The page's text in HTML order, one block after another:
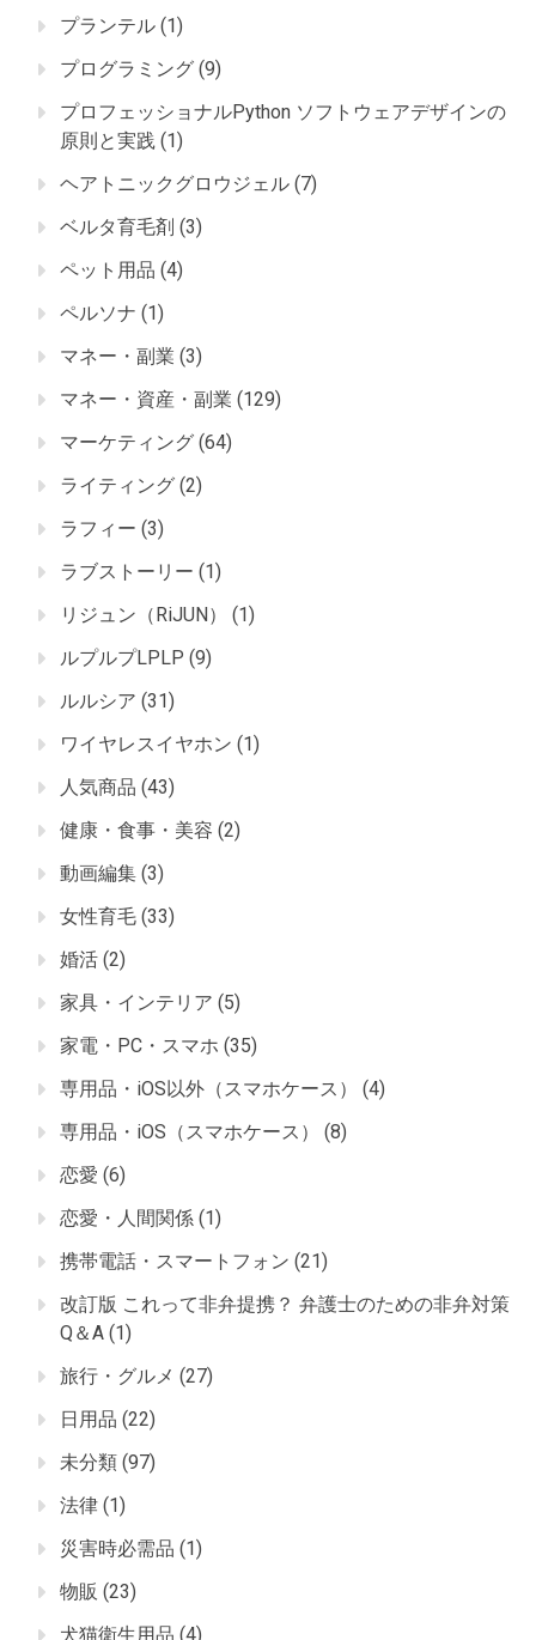
プランテル (1)
プログラミング (9)
プロフェッショナルPython ソフトウェアデザインの
原則と実践 (1)
ヘアトニックグロウジェル (7)
ベルタ育毛剤 (3)
ペット用品 (4)
ペルソナ (1)
マネー・副業 (3)
マネー・資産・副業 (129)
マーケティング (64)
ライティング (2)
ラフィー (3)
ラブストーリー (1)
リジュン（RiJUN）
(1)
ルプルプLPLP (9)
ルルシア (31)
ワイヤレスイヤホン (1)
人気商品 (43)
健康・食事・美容 (2)
動画編集 (3)
女性育毛 (33)
婚活 (2)
家具・インテリア (5)
家電・PC・スマホ (35)
専用品・iOS以外（スマホケース）
(4)
専用品・iOS（スマホケース）
(8)
恋愛 (6)
恋愛・人間関係 (1)
携帯電話・スマートフォン (21)
改訂版 これって非弁提携？ 弁護士のための非弁対策
Q＆A (1)
旅行・グルメ (27)
日用品 (22)
未分類 (97)
法律 (1)
災害時必需品 (1)
物販 (23)
犬猫衛生用品 (4)